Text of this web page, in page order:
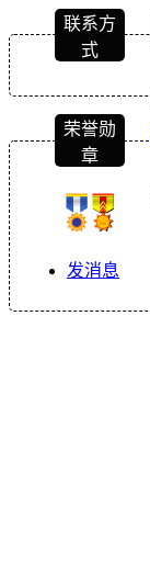
联系方
式
荣誉勋
章
发消息